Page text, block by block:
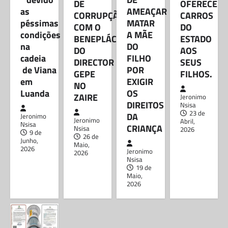
BLOG
GOVERNADOR VOLTA A CRIAR
TEIA DE CORRUPÇÃO COM O
BENEPLÁCITO DO DIRECTOR
GEPE NO ZAIRE
Jeronimo Nsisa 26 de Maio, 2026
Segundo apurou a NSISA REFLEXÕES, cresce
o nível de descontentamento generalizado
dos técnicos das administrações municipais
nos bastidores, devido a…
DIREITOS HUMANOS
JUIZ JOEL LEONARDO ACUSADO
DE AMEAÇAR MATAR A MÃE DO
FILHO POR EXIGIR OS DIREITOS
as
péssimas
condições
na
cadeia
de Viana
em
Luanda
Jeronimo
Nsisa
9 de
Junho,
2026
DE
CORRUPÇÃO
COM O
BENEPLÁCITO
DO
DIRECTOR
GEPE
NO
ZAIRE
Jeronimo
Nsisa
26 de
Maio,
2026
AMEAÇAR
MATAR
A MÃE
DO
FILHO
POR
EXIGIR
OS
DIREITOS
DA
CRIANÇA
Jeronimo
Nsisa
19 de
Maio,
2026
OFERECE
CARROS
DO
ESTADO
AOS
SEUS
FILHOS.
Jeronimo
Nsisa
23 de
Abril,
2026